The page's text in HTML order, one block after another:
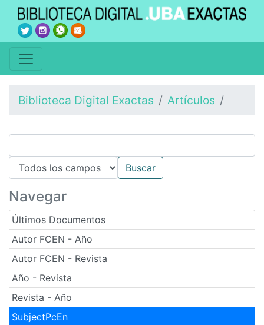
Biblioteca Digital Exactas Artículos
Navegar
Últimos Documentos
Autor FCEN - Año
Autor FCEN - Revista
Año - Revista
Revista - Año
SubjectPcEn